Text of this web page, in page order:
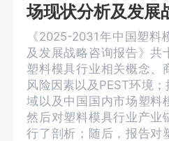
场现状分析及发展
《2025-2031年中国塑
及发展战略咨询报告》共
塑料模具行业相关概念、
风险因素以及PEST环境
域以及中国国内市场塑料
然后对塑料模具行业产业
行了剖析；随后，报告对